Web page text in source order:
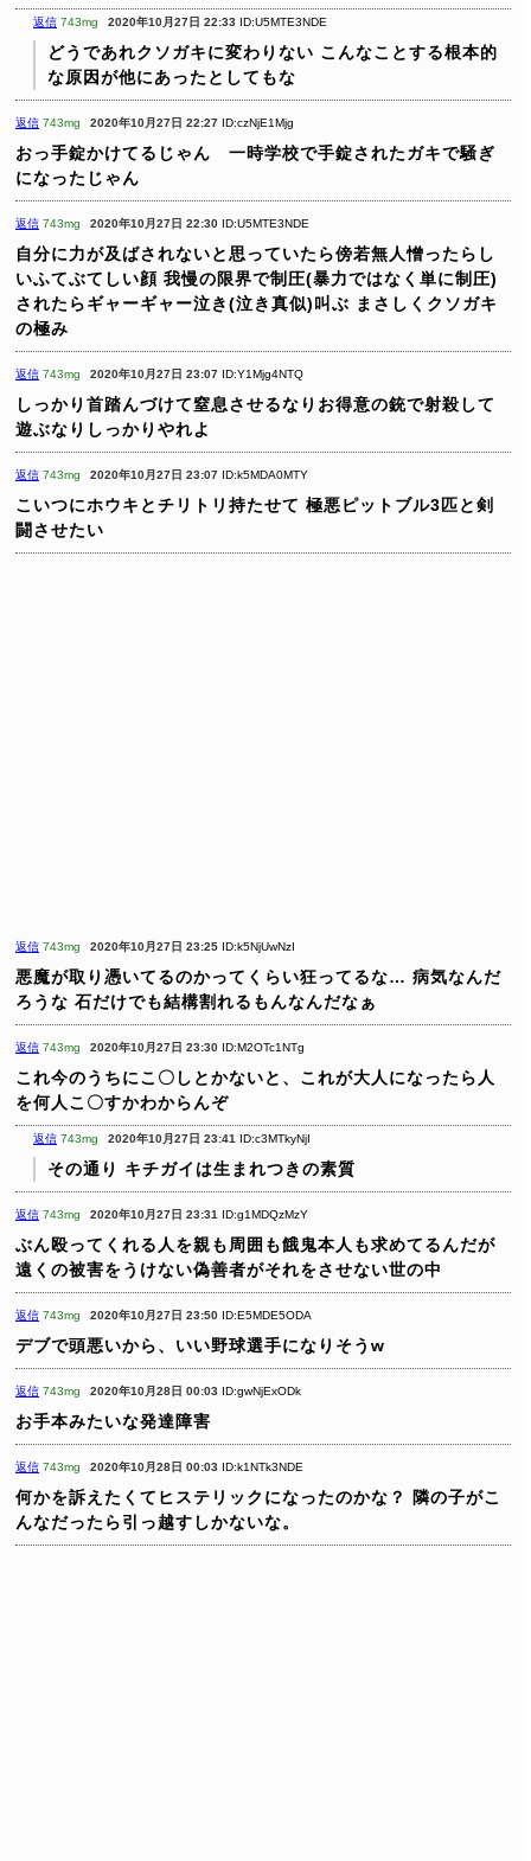
返信 743mg 2020年10月27日 22:33 ID:U5MTE3NDE
どうであれクソガキに変わりない こんなことする根本的
な原因が他にあったとしてもな
返信 743mg 2020年10月27日 22:27 ID:czNjE1Mjg
おっ手錠かけてるじゃん 一時学校で手錠されたガキで騒ぎ
になったじゃん
返信 743mg 2020年10月27日 22:30 ID:U5MTE3NDE
自分に力が及ばされないと思っていたら傍若無人憎ったらし
いふてぶてしい顔 我慢の限界で制圧(暴力ではなく単に制圧)
されたらギャーギャー泣き(泣き真似)叫ぶ まさしくクソガキ
の極み
返信 743mg 2020年10月27日 23:07 ID:Y1Mjg4NTQ
しっかり首踏んづけて窒息させるなりお得意の銃で射殺して
遊ぶなりしっかりやれよ
返信 743mg 2020年10月27日 23:07 ID:k5MDA0MTY
こいつにホウキとチリトリ持たせて 極悪ピットブル3匹と剣
闘させたい
返信 743mg 2020年10月27日 23:25 ID:k5NjUwNzI
悪魔が取り憑いてるのかってくらい狂ってるな… 病気なんだ
ろうな 石だけでも結構割れるもんなんだなぁ
返信 743mg 2020年10月27日 23:30 ID:M2OTc1NTg
これ今のうちにこ〇しとかないと、これが大人になったら人
を何人こ〇すかわからんぞ
返信 743mg 2020年10月27日 23:41 ID:c3MTkyNjI
その通り キチガイは生まれつきの素質
返信 743mg 2020年10月27日 23:31 ID:g1MDQzMzY
ぶん殴ってくれる人を親も周囲も餓鬼本人も求めてるんだが
遠くの被害をうけない偽善者がそれをさせない世の中
返信 743mg 2020年10月27日 23:50 ID:E5MDE5ODA
デブで頭悪いから、いい野球選手になりそうw
返信 743mg 2020年10月28日 00:03 ID:gwNjExODk
お手本みたいな発達障害
返信 743mg 2020年10月28日 00:03 ID:k1NTk3NDE
何かを訴えたくてヒステリックになったのかな？
隣の子がこ
んなだったら引っ越すしかないな。